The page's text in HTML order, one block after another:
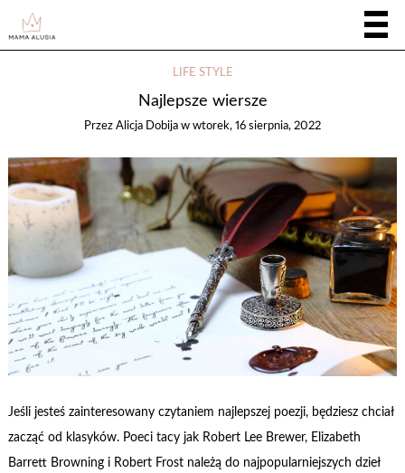
LIFE STYLE
Najlepsze wiersze
Przez Alicja Dobija w wtorek, 16 sierpnia, 2022
Jeśli jesteś zainteresowany czytaniem najlepszej poezji, będziesz chciał
zacząć od klasyków. Poeci tacy jak Robert Lee Brewer, Elizabeth
Barrett Browning i Robert Frost należą do najpopularniejszych dzieł